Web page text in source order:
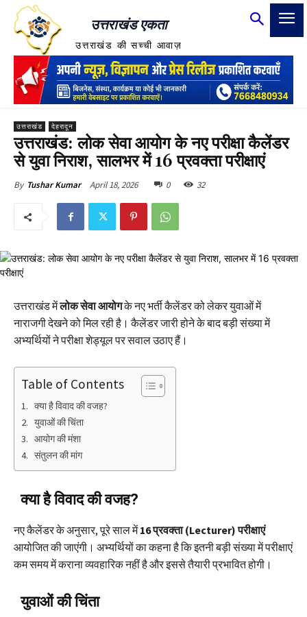
उत्तराखंड एकता
उत्तराखंड की सच्ची आवाज़
उत्तराखंड देहरादून
उत्तराखंड: लोक सेवा आयोग के नए परीक्षा कैलेंडर
से युवा निराश, सालभर में 16 प्रवक्ता परीक्षाएं
By Tushar Kumar April 18, 2026 0 32
उत्तराखंड मेंलोक सेवा आयोगके नए भर्ती कैलेंडर को लेकर युवाओं में
नाराजगी देखने को मिल रही है। कैलेंडर जारी होने के बाद बड़ी संख्या में
अभ्यर्थियों ने परीक्षा शेड्यूल पर सवाल उठाए हैं।
Table of Contents
क्या है विवाद की वजह?
युवाओं की चिंता
आयोग की मंशा
संतुलन की मांग
क्या है विवाद की वजह?
नए कैलेंडर के अनुसार, पूरे साल में16 प्रवक्ता (Lecturer) परीक्षाएं
आयोजित की जाएंगी। अभ्यर्थियों का कहना है कि इतनी बड़ी संख्या में परीक्षाएं
कम समय में कराना व्यवहारिक नहीं है और इससे तैयारी प्रभावित होगी।
युवाओं की चिंता